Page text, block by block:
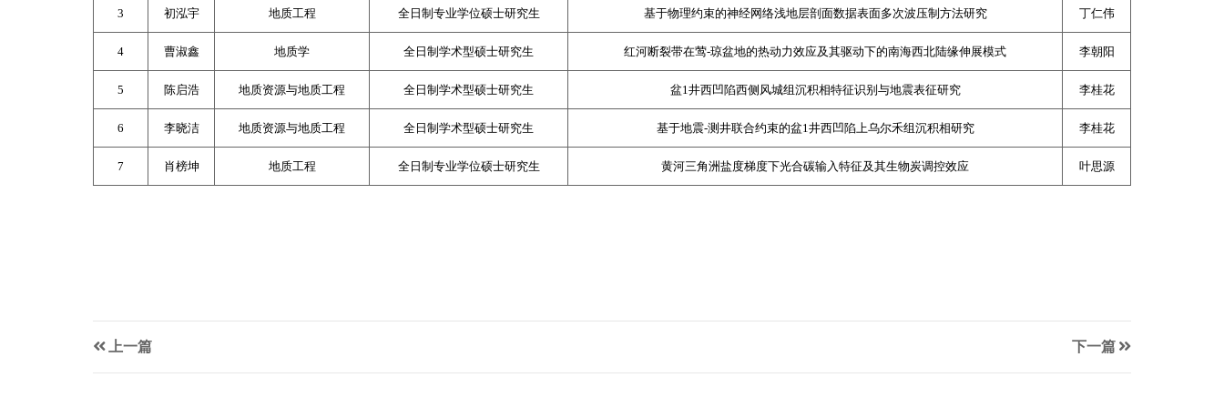
3 初泓宇 地质工程 全日制专业学位硕士研究生 基于物理约束的神经网络浅地层剖面数据表面多次波压制方法研究 丁仁伟
4 曹淑鑫 地质学 全日制学术型硕士研究生 红河断裂带在莺-琼盆地的热动力效应及其驱动下的南海西北陆缘伸展模式 李朝阳
5 陈启浩 地质资源与地质工程 全日制学术型硕士研究生 盆1井西凹陷西侧风城组沉积相特征识别与地震表征研究 李桂花
6 李晓洁 地质资源与地质工程 全日制学术型硕士研究生 基于地震-测井联合约束的盆1井西凹陷上乌尔禾组沉积相研究 李桂花
7 肖榜坤 地质工程 全日制专业学位硕士研究生 黄河三角洲盐度梯度下光合碳输入特征及其生物炭调控效应 叶思源
上一篇 下一篇